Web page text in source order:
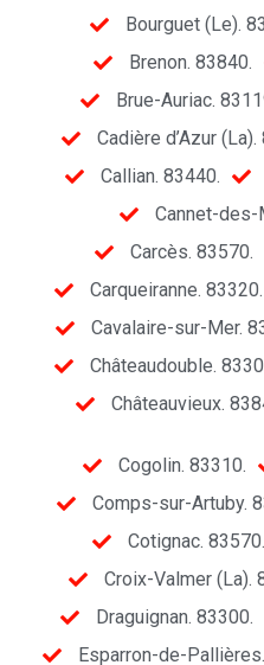
Bourguet (Le).
Brenon. 83840.
Brue-Auriac.
Cadière d’Azur (La).
Callian. 83440.
Cannet-des-
Carcès. 83570.
Carqueiranne. 83320.
Cavalaire-sur-Mer.
Châteaudouble.
Châteauvieux.
Cogolin. 83310.
Comps-sur-Artuby.
Cotignac. 83570.
Croix-Valmer (La).
Draguignan. 83300.
Esparron-de-